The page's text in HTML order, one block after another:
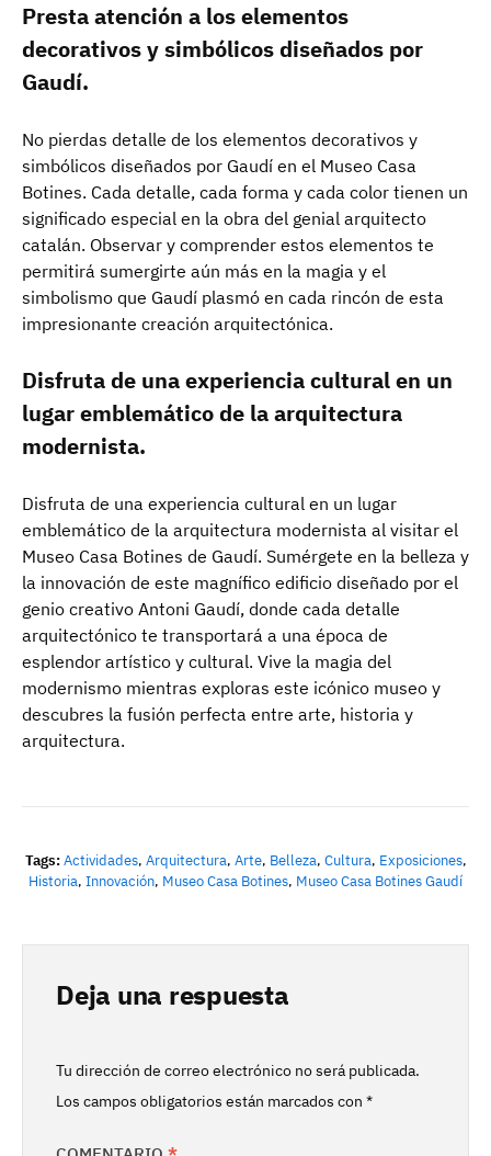
Presta atención a los elementos
decorativos y simbólicos diseñados por
Gaudí.
No pierdas detalle de los elementos decorativos y
simbólicos diseñados por Gaudí en el Museo Casa
Botines. Cada detalle, cada forma y cada color tienen un
significado especial en la obra del genial arquitecto
catalán. Observar y comprender estos elementos te
permitirá sumergirte aún más en la magia y el
simbolismo que Gaudí plasmó en cada rincón de esta
impresionante creación arquitectónica.
Disfruta de una experiencia cultural en un
lugar emblemático de la arquitectura
modernista.
Disfruta de una experiencia cultural en un lugar
emblemático de la arquitectura modernista al visitar el
Museo Casa Botines de Gaudí. Sumérgete en la belleza y
la innovación de este magnífico edificio diseñado por el
genio creativo Antoni Gaudí, donde cada detalle
arquitectónico te transportará a una época de
esplendor artístico y cultural. Vive la magia del
modernismo mientras exploras este icónico museo y
descubres la fusión perfecta entre arte, historia y
arquitectura.
Tags: Actividades, Arquitectura, Arte, Belleza, Cultura, Exposiciones,
Historia, Innovación, Museo Casa Botines, Museo Casa Botines Gaudí
Deja una respuesta
Tu dirección de correo electrónico no será publicada.
Los campos obligatorios están marcados con *